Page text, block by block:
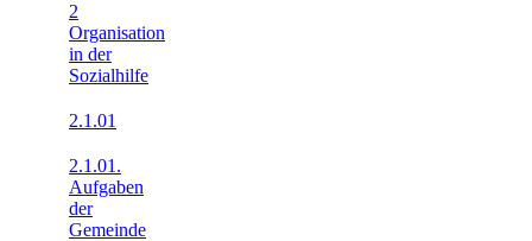
2
Organisation
in der
Sozialhilfe
2.1.01
2.1.01.
Aufgaben
der
Gemeinde